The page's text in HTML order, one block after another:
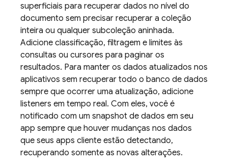
superficiais para recuperar dados no nível do
documento sem precisar recuperar a coleção
inteira ou qualquer subcoleção aninhada.
Adicione classificação, filtragem e limites às
consultas ou cursores para paginar os
resultados. Para manter os dados atualizados nos
aplicativos sem recuperar todo o banco de dados
sempre que ocorrer uma atualização, adicione
listeners em tempo real. Com eles, você é
notificado com um snapshot de dados em seu
app sempre que houver mudanças nos dados
que seus apps cliente estão detectando,
recuperando somente as novas alterações.